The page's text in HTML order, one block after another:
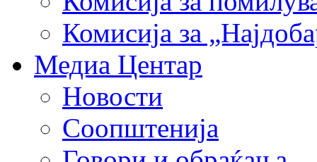
Комисија за
Медиа Центар
Новости
Соопштенија